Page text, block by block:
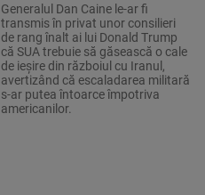
Generalul Dan Caine le-ar fi
transmis în privat unor consilieri
de rang înalt ai lui Donald Trump
că SUA trebuie să găsească o cale
de ieșire din războiul cu Iranul,
avertizând că escaladarea militară
s-ar putea întoarce împotriva
americanilor.